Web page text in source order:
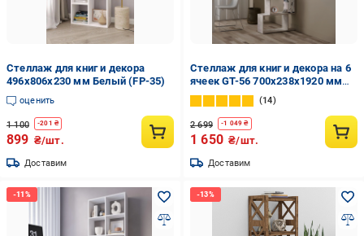
Стеллаж для книг и декора
496х806х230 мм Белый (FP-35)
оценить
1 100 -201 ₴
899 ₴/шт.
Доставим
Стеллаж для книг и декора на 6
ячеек GT-56 700х238х1920 мм
Бетон
14
2 699 -1 049 ₴
1 650 ₴/шт.
Доставим